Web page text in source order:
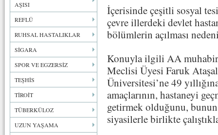
AŞISI
REFLÜ
RUHSAL HASTALIKLAR
SİGARA
SPOR VE EGZERSİZ
TEŞHİS
TİROİT
TÜBERKÜLOZ
UZUN YAŞAMA
İçerisinde çeşitli sosyal
çevre illerdeki devlet
bölümlerin açılması
Konuyla ilgili AA
Meclisi Üyesi Faruk
Üniversitesi’ne 49
amaçlarının, hastaneyi
getirmek olduğunu,
siyasilerle birlikte